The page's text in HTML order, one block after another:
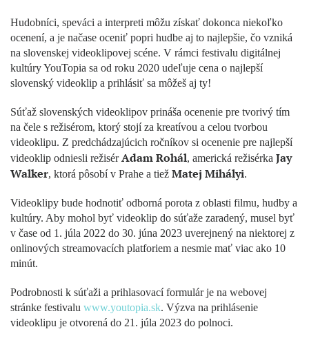
Hudobníci, speváci a interpreti môžu získať dokonca niekoľko
ocenení, a je načase oceniť popri hudbe aj to najlepšie, čo vzniká
na slovenskej videoklipovej scéne. V rámci festivalu digitálnej
kultúry YouTopia sa od roku 2020 udeľuje cena o najlepší
slovenský videoklip a prihlásiť sa môžeš aj ty!
Súťaž slovenských videoklipov prináša ocenenie pre tvorivý tím
na čele s režisérom, ktorý stojí za kreatívou a celou tvorbou
videoklipu. Z predchádzajúcich ročníkov si ocenenie pre najlepší
videoklip odniesli režisérAdam Rohál, americká režisérka Jay
Walker, ktorá pôsobí v Prahe a tiež Matej Mihályi.
Videoklipy bude hodnotiť odborná porota z oblasti filmu, hudby a
kultúry. Aby mohol byť videoklip do súťaže zaradený, musel byť
v čase od 1. júla 2022 do 30. júna 2023 uverejnený na niektorej z
onlinových streamovacích platforiem a nesmie mať viac ako 10
minút.
Podrobnosti k súťaži a prihlasovací formulár je na webovej
stránke festivalu www.youtopia.sk. Výzva na prihlásenie
videoklipu je otvorená do 21. júla 2023 do polnoci.